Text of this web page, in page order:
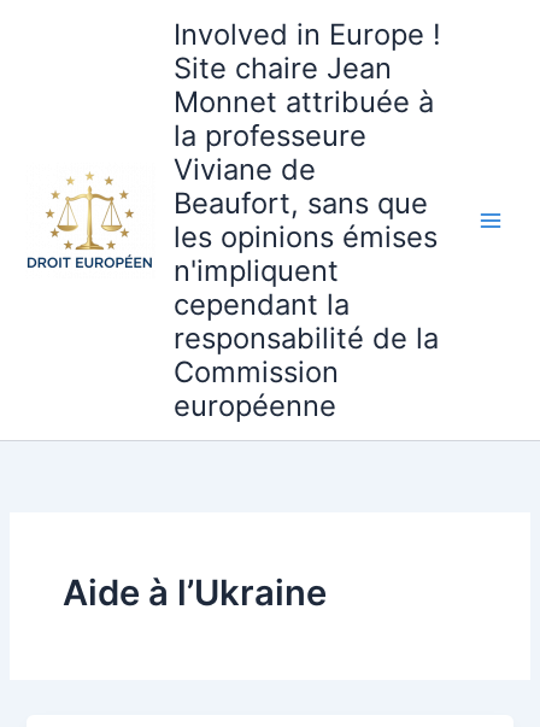
Involved in Europe !
Site chaire Jean
Monnet attribuée à
la professeure
Viviane de
Beaufort, sans que
les opinions émises
n'impliquent
cependant la
responsabilité de la
Commission
européenne
Aide à l’Ukraine